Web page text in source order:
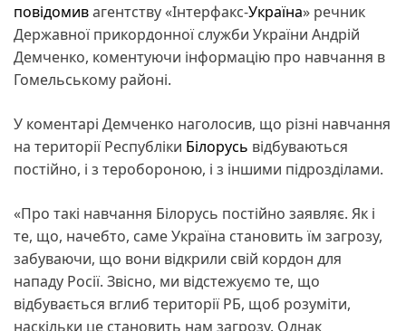
повідомивагентству «Інтерфакс-Україна» речник
Державної прикордонної служби України Андрій
Демченко, коментуючи інформацію про навчання в
Гомельському районі.
У коментарі Демченко наголосив, що різні навчання
на території Республіки Білорусь відбуваються
постійно, і з теробороною, і з іншими підрозділами.
«Про такі навчання Білорусь постійно заявляє. Як і
те, що, начебто, саме Україна становить їм загрозу,
забуваючи, що вони відкрили свій кордон для
нападу Росії. Звісно, ми відстежуємо те, що
відбувається вглиб території РБ, щоб розуміти,
наскільки це становить нам загрозу. Однак